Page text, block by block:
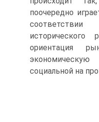
поочередно
исторического
ориентация
социальной на